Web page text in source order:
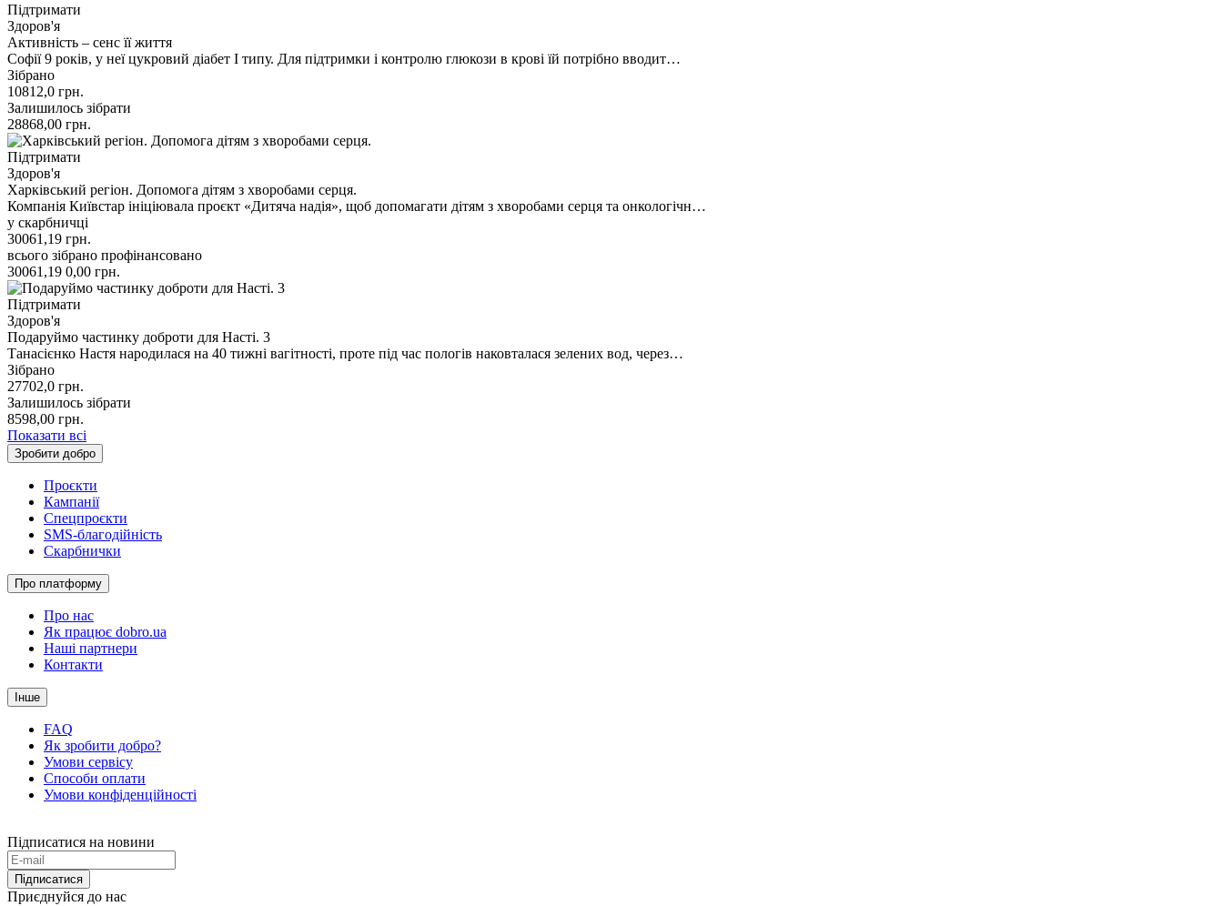
Підтримати
Здоров'я
Активність – сенс її життя
Софії 9 років, у неї цукровий діабет І типу. Для підтримки і контролю глюкози в крові їй потрібно вводит…
Зібрано
10812,0 грн.
Залишилось зібрати
28868,00 грн.
Підтримати
Здоров'я
Харківський регіон. Допомога дітям з хворобами серця.
Компанія Київстар ініціювала проєкт «Дитяча надія», щоб допомагати дітям з хворобами серця та онкологічн…
у скарбничці
30061,19 грн.
всього зібрано профінансовано
30061,19 0,00 грн.
Підтримати
Здоров'я
Подаруймо частинку доброти для Насті. 3
Танасієнко Настя народилася на 40 тижні вагітності, проте під час пологів наковталася зелених вод, через…
Зібрано
27702,0 грн.
Залишилось зібрати
8598,00 грн.
Показати всі
Зробити добро
Проєкти
Кампанії
Спецпроєкти
SMS-благодійність
Скарбнички
Про платформу
Про нас
Як працює dobro.ua
Наші партнери
Контакти
Інше
FAQ
Як зробити добро?
Умови сервісу
Способи оплати
Умови конфіденційності
Підписатися на новини
Підписатися
Приєднуйся до нас